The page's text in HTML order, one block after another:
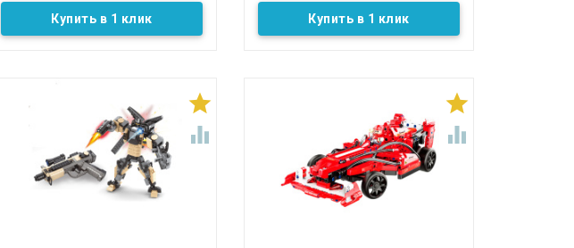
Купить в 1 клик Купить в 1 клик



